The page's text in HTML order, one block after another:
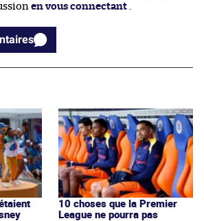
en vous connectant
10 choses que la Premier
League ne pourra pas